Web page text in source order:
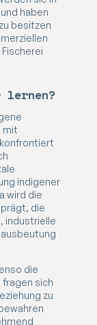
haben
besitzen
lernen?
mit
indigener
wird die
die
industrielle
die
sich
zu